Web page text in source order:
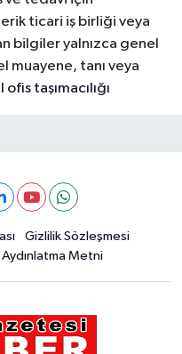
ticari iş birliği veya
bilgiler yalnızca genel
muayene, tanı veya
ofis taşımacılığı
Gizlilik Sözleşmesi
Aydınlatma Metni